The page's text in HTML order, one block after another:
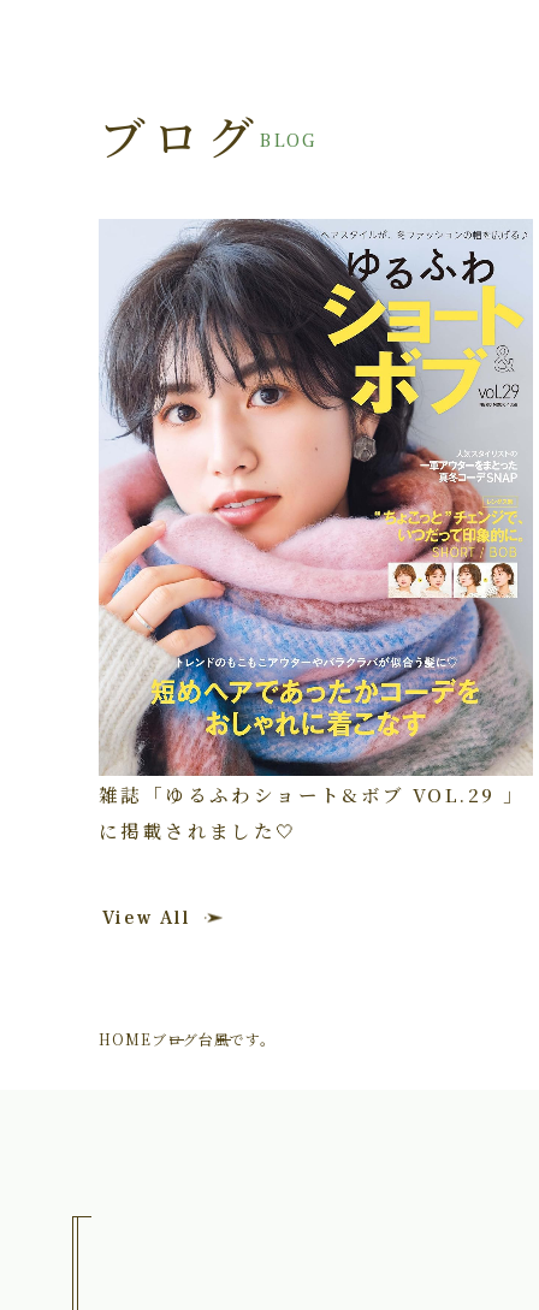
BLOG
ブログ
雑誌「ゆるふわショート&ボブ VOL.29 」
に掲載されました🤍
View All
HOMEブログ台風です。